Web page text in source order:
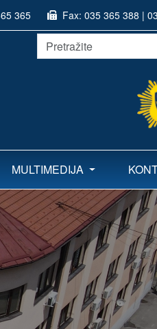
365 Fax: 035 365 388 |
MULTIMEDIJA